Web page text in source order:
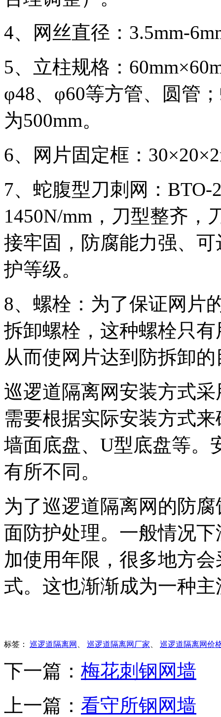
4、网丝直径：3.5mm-
5、立柱规格：
φ48、φ60等方管、圆管
为500mm。
6、网片固定框：
7、蛇腹型刀刺网：
1450N/mm，刀型整齐，
接牢固，防腐能力强、
护等级。
8、螺栓：为了保证网片
拆卸螺栓，这种螺栓只
从而使网片达到防拆卸
巡逻道隔离网安装方式
需要根据实际安装方式
墙面底盘、U型底盘等。
有所不同。
为了巡逻道隔离网的防
面防护处理。一般情况
加使用年限，很多地方
式。这也渐渐成为一种
标签： 巡逻道隔离网 、 巡逻道隔离网厂家、 巡逻道隔离网价
下一篇： 梅花刺钢网墙
上一篇： 看守所钢网墙